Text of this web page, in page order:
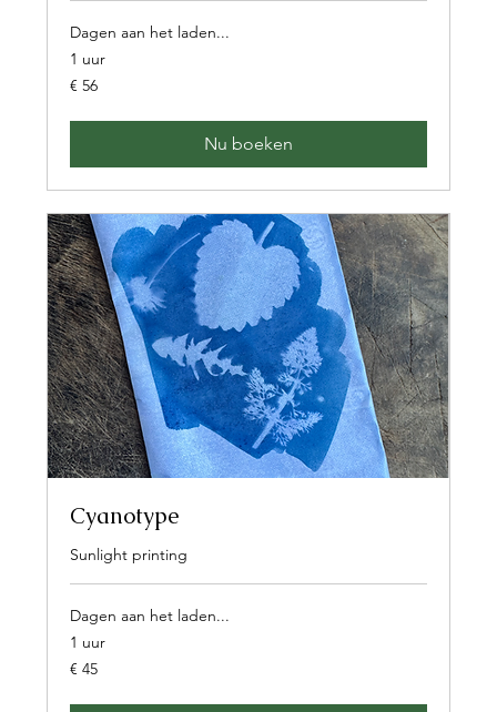
Dagen aan het laden...
1 uur
56
euro
€ 56
Nu boeken
Cyanotype
Sunlight printing
Dagen aan het laden...
1 uur
45
euro
€ 45